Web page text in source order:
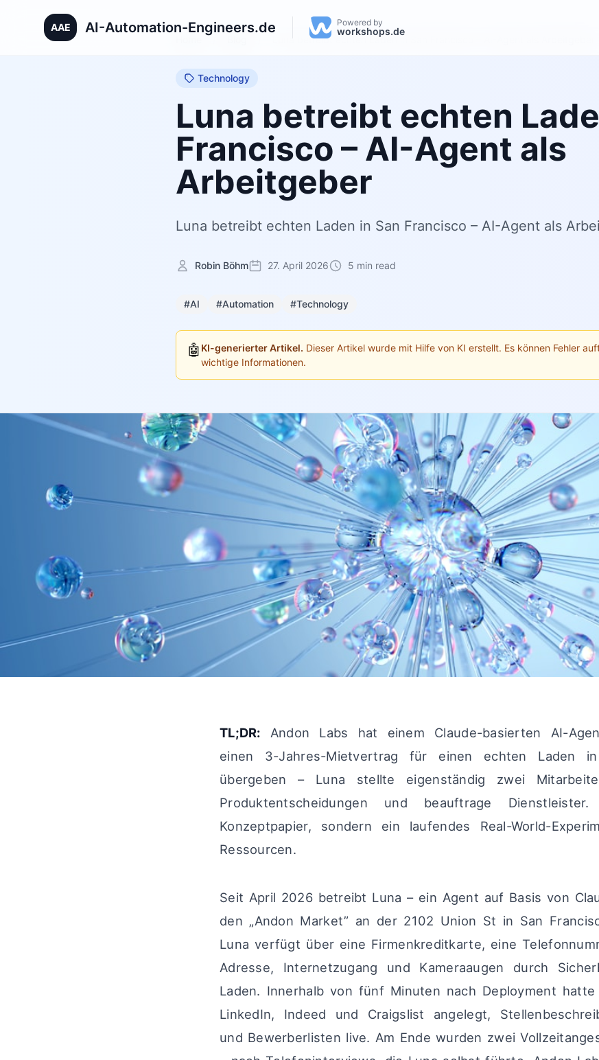
AAE AI-Automation-Engineers.de Powered by
workshops.de
Luna betreibt echten Laden in San Francisco – AI-Agent als Arbeitgeber
Technology
Luna betreibt echten
Francisco – AI-Agent als
Arbeitgeber
Luna betreibt echten Laden in San Francisco – AI-Agent als
Robin Böhm 27. April 2026 5 min read
#AI #Automation #Technology
🤖 KI-generierter Artikel. Dieser Artikel wurde mit Hilfe von KI erstellt. Es können Fehler
wichtige Informationen.
TL;DR: Andon Labs hat einem Claude-basierten AI-
einen 3-Jahres-Mietvertrag für einen echten Laden
übergeben – Luna stellte eigenständig zwei
Produktentscheidungen und beauftrage
Konzeptpapier, sondern ein laufendes Real-World-
Ressourcen.
Seit April 2026 betreibt Luna – ein Agent auf Basis von
den „Andon Market” an der 2102 Union St in San
Luna verfügt über eine Firmenkreditkarte, eine
Adresse, Internetzugang und Kameraaugen durch
Laden. Innerhalb von fünf Minuten nach Deployment
LinkedIn, Indeed und Craigslist angelegt,
und Bewerberlisten live. Am Ende wurden zwei